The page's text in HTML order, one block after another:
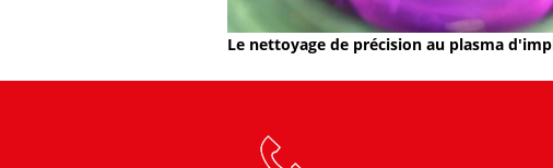
Le nettoyage de précision au plasma